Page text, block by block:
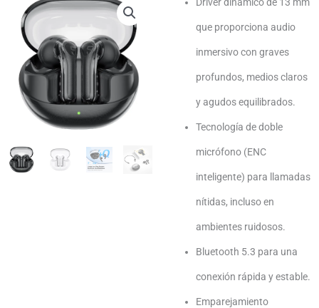
que proporciona audio
inmersivo con graves
profundos, medios claros
y agudos equilibrados.
Tecnología de doble
micrófono (ENC
inteligente) para llamadas
nítidas, incluso en
ambientes ruidosos.
Bluetooth 5.3 para una
conexión rápida y estable.
Emparejamiento